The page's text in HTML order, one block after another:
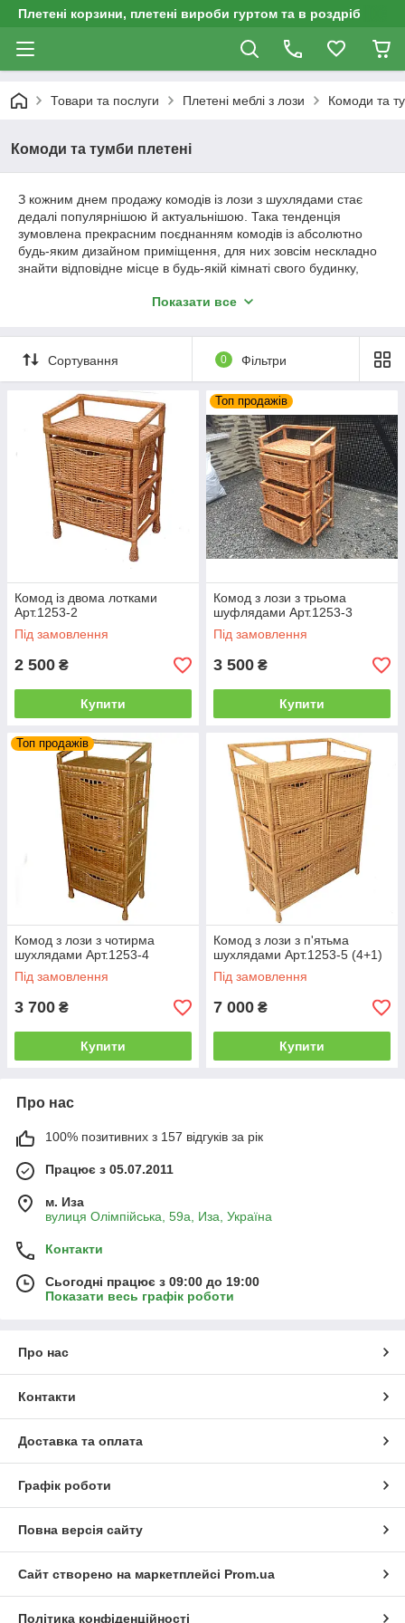
Плетені корзини, плетені вироби гуртом та в роздріб
Товари та послуги Плетені меблі з лози Комоди та
Комоди та тумби плетені
З кожним днем продажу комодів із лози з шухлядами стає
дедалі популярнішою й актуальнішою. Така тенденція
зумовлена прекрасним поєднанням комодів із абсолютно
будь-яким дизайном приміщення, для них зовсім нескладно
знайти відповідне місце в будь-якій кімнаті свого будинку,
Інтернет-магазин "Pletena-korzina" пропонує своїм клієнтам
купити комод із лозиз шухлядами не виходячи з дому —
для цього досить просто оформити своє замовлення й
отримати його доставку за зазначеною адресою.
Плетені меблі з лозиу формі комодів із шухлядами
прикрасить ваш інтер'єр і помістить у собі багато речей.
Комоди з лозизі знімними плетенимилотками та лози
спростять паковання потрібних речей, що зберігаються.
Комоди з лозизаймає невелике місце та має велику
функціональність.
Показати все
Сортування 0 Фільтри
Комод із двома лотками
Арт.1253-2
Під замовлення
2 500 ₴
Купити
Топ продажів
Комод з лози з трьома
шуфлядами Арт.1253-3
Під замовлення
3 500 ₴
Купити
Топ продажів
Комод з лози з чотирма
шухлядами Арт.1253-4
Під замовлення
3 700 ₴
Купити
Комод з лози з п'ятьма
шухлядами Арт.1253-5 (4+1)
Під замовлення
7 000 ₴
Купити
Про нас
100% позитивних з 157 відгуків за рік
Працює з 05.07.2011
м. Иза
вулиця Олімпійська, 59а, Иза, Україна
Контакти
Сьогодні працює з 09:00 до 19:00
Показати весь графік роботи
Про нас
Контакти
Доставка та оплата
Графік роботи
Повна версія сайту
Сайт створено на маркетплейсі Prom.ua
Політика конфіденційності